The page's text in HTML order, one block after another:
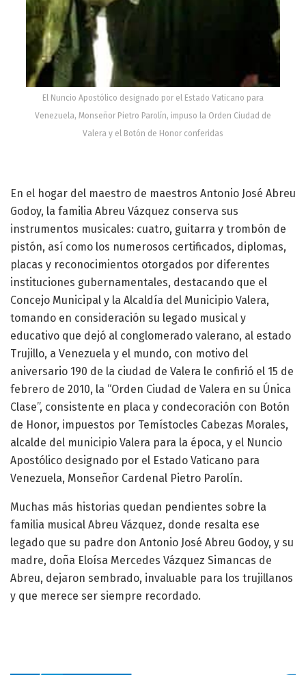
El Nuncio Apostólico designado por el Estado Vaticano para
Venezuela, Monseñor Pietro Parolín, impuso la Orden Ciudad de
Valera y el Botón de Honor conferidas
En el hogar del maestro de maestros Antonio José Abreu
Godoy, la familia Abreu Vázquez conserva sus
instrumentos musicales: cuatro, guitarra y trombón de
pistón, así como los numerosos certificados, diplomas,
placas y reconocimientos otorgados por diferentes
instituciones gubernamentales, destacando que el
Concejo Municipal y la Alcaldía del Municipio Valera,
tomando en consideración su legado musical y
educativo que dejó al conglomerado valerano, al estado
Trujillo, a Venezuela y el mundo, con motivo del
aniversario 190 de la ciudad de Valera le confirió el 15 de
febrero de 2010, la “Orden Ciudad de Valera en su Única
Clase”, consistente en placa y condecoración con Botón
de Honor, impuestos por Temístocles Cabezas Morales,
alcalde del municipio Valera para la época, y el Nuncio
Apostólico designado por el Estado Vaticano para
Venezuela, Monseñor Cardenal Pietro Parolín.
Muchas más historias quedan pendientes sobre la
familia musical Abreu Vázquez, donde resalta ese
legado que su padre don Antonio José Abreu Godoy, y su
madre, doña Eloísa Mercedes Vázquez Simancas de
Abreu, dejaron sembrado, invaluable para los trujillanos
y que merece ser siempre recordado.